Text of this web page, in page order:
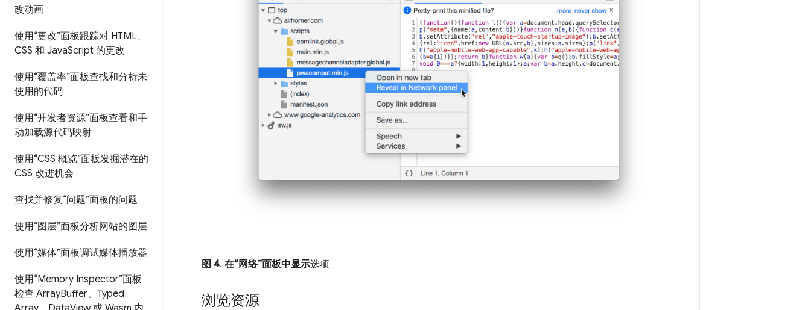
改动画
使用“更改”面板跟踪对 HTML、
CSS 和 JavaScript 的更改
使用“覆盖率”面板查找和分析未
使用的代码
使用“开发者资源”面板查看和手
动加载源代码映射
使用“CSS 概览”面板发掘潜在的
CSS 改进机会
查找并修复“问题”面板的问题
使用“图层”面板分析网站的图层
使用“媒体”面板调试媒体播放器
使用“Memory Inspector”面板
检查 ArrayBuffer、Typed
图 4. 在“网络”面板中显示选项
浏览资源